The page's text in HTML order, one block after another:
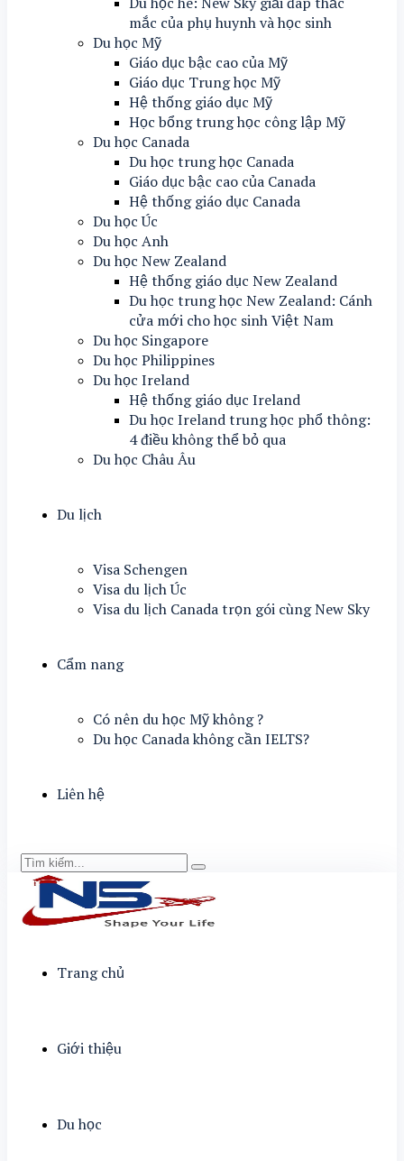
mắc của phụ huynh và học sinh
Du học Mỹ
Giáo dục bậc cao của Mỹ
Giáo dục Trung học Mỹ
Hệ thống giáo dục Mỹ
Học bổng trung học công lập Mỹ
Du học Canada
Du học trung học Canada
Giáo dục bậc cao của Canada
Hệ thống giáo dục Canada
Du học Úc
Du học Anh
Du học New Zealand
Hệ thống giáo dục New Zealand
Du học trung học New Zealand: Cánh
cửa mới cho học sinh Việt Nam
Du học Singapore
Du học Philippines
Du học Ireland
Hệ thống giáo dục Ireland
Du học Ireland trung học phổ thông:
4 điều không thể bỏ qua
Du học Châu Âu
Du lịch
Visa Schengen
Visa du lịch Úc
Visa du lịch Canada trọn gói cùng New Sky
Cẩm nang
Có nên du học Mỹ không ?
Du học Canada không cần IELTS?
Liên hệ
Trang chủ
Giới thiệu
Du học